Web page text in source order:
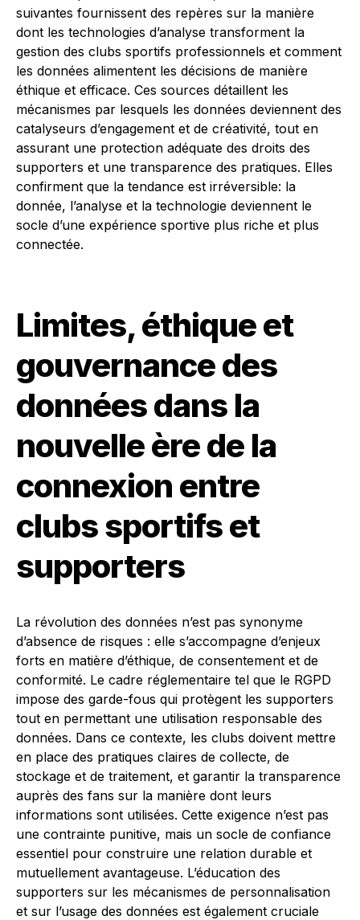
suivantes fournissent des repères sur la manière
dont les technologies d’analyse transforment la
gestion des clubs sportifs professionnels et comment
les données alimentent les décisions de manière
éthique et efficace. Ces sources détaillent les
mécanismes par lesquels les données deviennent des
catalyseurs d’engagement et de créativité, tout en
assurant une protection adéquate des droits des
supporters et une transparence des pratiques. Elles
confirment que la tendance est irréversible: la
donnée, l’analyse et la technologie deviennent le
socle d’une expérience sportive plus riche et plus
connectée.
Limites, éthique et
gouvernance des
données dans la
nouvelle ère de la
connexion entre
clubs sportifs et
supporters
La révolution des données n’est pas synonyme
d’absence de risques : elle s’accompagne d’enjeux
forts en matière d’éthique, de consentement et de
conformité. Le cadre réglementaire tel que le RGPD
impose des garde-fous qui protègent les supporters
tout en permettant une utilisation responsable des
données. Dans ce contexte, les clubs doivent mettre
en place des pratiques claires de collecte, de
stockage et de traitement, et garantir la transparence
auprès des fans sur la manière dont leurs
informations sont utilisées. Cette exigence n’est pas
une contrainte punitive, mais un socle de confiance
essentiel pour construire une relation durable et
mutuellement avantageuse. L’éducation des
supporters sur les mécanismes de personnalisation
et sur l’usage des données est également cruciale